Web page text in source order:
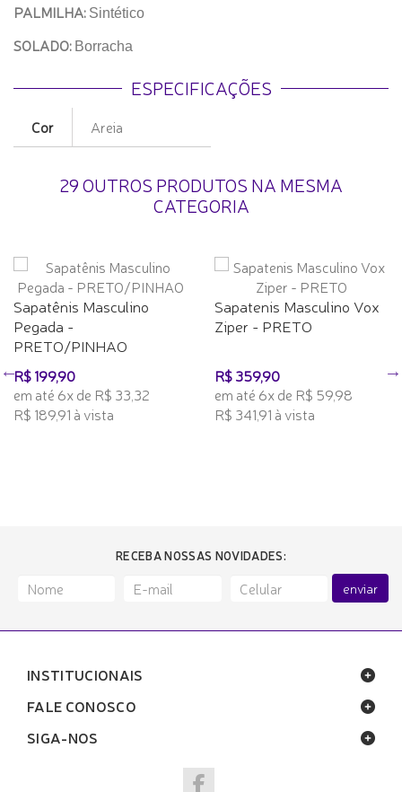
PALMILHA: Sintético
SOLADO: Borracha
ESPECIFICAÇÕES
Cor Areia
29 OUTROS PRODUTOS NA MESMA
CATEGORIA
Sapatênis Masculino
Pegada -
PRETO/PINHAO
R$ 199,90
em até 6x de R$ 33,32
R$ 189,91 à vista
Sapatenis Masculino Vox
Ziper - PRETO
R$ 359,90
em até 6x de R$ 59,98
R$ 341,91 à vista
RECEBA NOSSAS NOVIDADES:
enviar
INSTITUCIONAIS
FALE CONOSCO
SIGA-NOS